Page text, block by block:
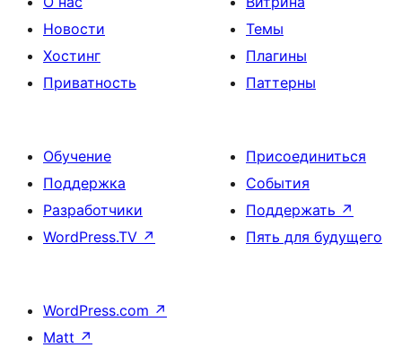
Новости
Хостинг
Приватность
Темы
Плагины
Паттерны
Обучение
Поддержка
Разработчики
WordPress.TV ↗
Присоединиться
События
Поддержать ↗
Пять для будущего
WordPress.com ↗
Matt ↗